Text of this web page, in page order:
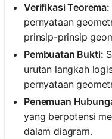
Verifikasi Teorema:
pernyataan
prinsip-prinsip
Pembuatan Bukti:
urutan langkah
pernyataan
Penemuan
yang berpotensi
dalam diagram.